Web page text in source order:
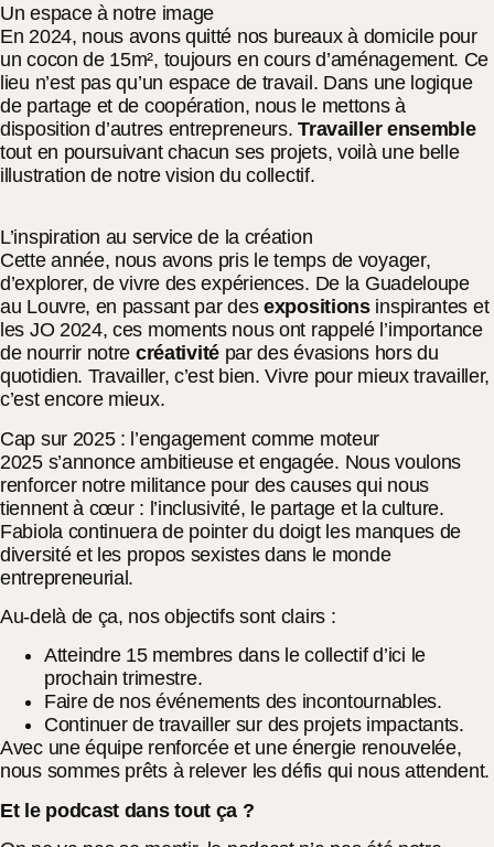
Un espace à notre image
En 2024, nous avons quitté nos bureaux à domicile pour
un cocon de 15m², toujours en cours d’aménagement. Ce
lieu n’est pas qu’un espace de travail. Dans une logique
de partage et de coopération, nous le mettons à
disposition d’autres entrepreneurs.Travailler ensemble
tout en poursuivant chacun ses projets, voilà une belle
illustration de notre vision du collectif.
L’inspiration au service de la création
Cette année, nous avons pris le temps de voyager,
d’explorer, de vivre des expériences. De la Guadeloupe
au Louvre, en passant par des expositionsinspirantes et
les JO 2024, ces moments nous ont rappelé l’importance
de nourrir notre créativitépar des évasions hors du
quotidien. Travailler, c’est bien. Vivre pour mieux travailler,
c’est encore mieux.
Cap sur 2025 : l’engagement comme moteur
2025 s’annonce ambitieuse et engagée. Nous voulons
renforcer notre militance pour des causes qui nous
tiennent à cœur : l’inclusivité, le partage et la culture.
Fabiola continuera de pointer du doigt les manques de
diversité et les propos sexistes dans le monde
entrepreneurial.
Au-delà de ça, nos objectifs sont clairs :
Atteindre 15 membres dans le collectif d’ici le
prochain trimestre.
Faire de nos événements des incontournables.
Continuer de travailler sur des projets impactants.
Avec une équipe renforcée et une énergie renouvelée,
nous sommes prêts à relever les défis qui nous attendent.
Et le podcast dans tout ça ?